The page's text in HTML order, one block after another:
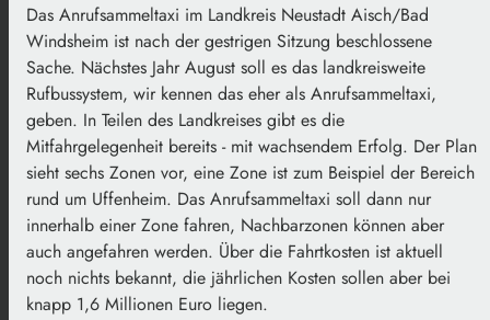
Das Anrufsammeltaxi im Landkreis Neustadt Aisch/Bad
Windsheim ist nach der gestrigen Sitzung beschlossene
Sache. Nächstes Jahr August soll es das landkreisweite
Rufbussystem, wir kennen das eher als Anrufsammeltaxi,
geben. In Teilen des Landkreises gibt es die
Mitfahrgelegenheit bereits - mit wachsendem Erfolg. Der Plan
sieht sechs Zonen vor, eine Zone ist zum Beispiel der Bereich
rund um Uffenheim. Das Anrufsammeltaxi soll dann nur
innerhalb einer Zone fahren, Nachbarzonen können aber
auch angefahren werden. Über die Fahrtkosten ist aktuell
noch nichts bekannt, die jährlichen Kosten sollen aber bei
knapp 1,6 Millionen Euro liegen.